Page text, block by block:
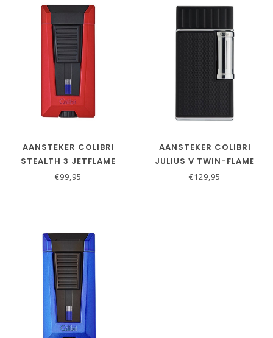
AANSTEKER COLIBRI
STEALTH 3 JETFLAME
ROOD
€99,95
AANSTEKER COLIBRI
JULIUS V TWIN-FLAME
ZWART - CHROME
€129,95